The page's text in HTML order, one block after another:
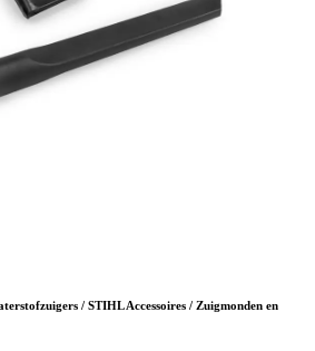
/ STIHL Accessoires / Zuigmonden en